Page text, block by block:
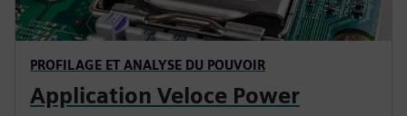
PROFILAGE ET ANALYSE DU POUVOIR
Application Veloce Power